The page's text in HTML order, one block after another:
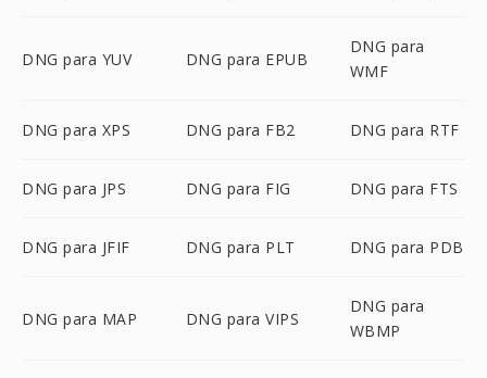
DNG para YUV DNG para EPUB
DNG para
WMF
DNG para XPS DNG para FB2 DNG para RTF
DNG para JPS DNG para FIG DNG para FTS
DNG para JFIF DNG para PLT DNG para PDB
DNG para MAP DNG para VIPS
DNG para
WBMP